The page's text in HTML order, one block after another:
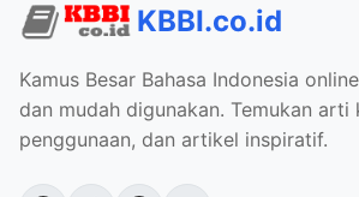
KBBI.co.id
Kamus Besar Bahasa Indonesia
dan mudah digunakan. Temukan
penggunaan, dan artikel inspiratif.